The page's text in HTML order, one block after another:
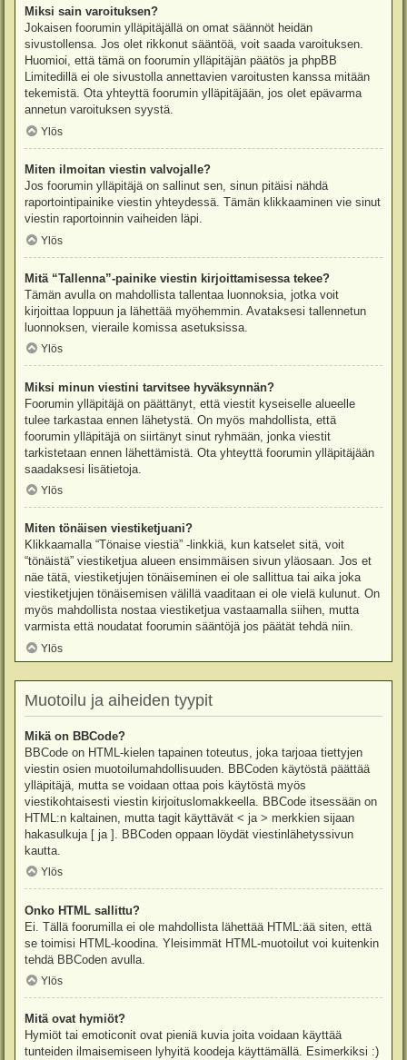
Miksi sain varoituksen?
Jokaisen foorumin ylläpitäjällä on omat säännöt heidän
sivustollensa. Jos olet rikkonut sääntöä, voit saada varoituksen.
Huomioi, että tämä on foorumin ylläpitäjän päätös ja phpBB
Limitedillä ei ole sivustolla annettavien varoitusten kanssa mitään
tekemistä. Ota yhteyttä foorumin ylläpitäjään, jos olet epävarma
annetun varoituksen syystä.
Ylös
Miten ilmoitan viestin valvojalle?
Jos foorumin ylläpitäjä on sallinut sen, sinun pitäisi nähdä
raportointipainike viestin yhteydessä. Tämän klikkaaminen vie sinut
viestin raportoinnin vaiheiden läpi.
Ylös
Mitä “Tallenna”-painike viestin kirjoittamisessa tekee?
Tämän avulla on mahdollista tallentaa luonnoksia, jotka voit
kirjoittaa loppuun ja lähettää myöhemmin. Avataksesi tallennetun
luonnoksen, vieraile komissa asetuksissa.
Ylös
Miksi minun viestini tarvitsee hyväksynnän?
Foorumin ylläpitäjä on päättänyt, että viestit kyseiselle alueelle
tulee tarkastaa ennen lähetystä. On myös mahdollista, että
foorumin ylläpitäjä on siirtänyt sinut ryhmään, jonka viestit
tarkistetaan ennen lähettämistä. Ota yhteyttä foorumin ylläpitäjään
saadaksesi lisätietoja.
Ylös
Miten tönäisen viestiketjuani?
Klikkaamalla “Tönaise viestiä” -linkkiä, kun katselet sitä, voit
“tönäistä” viestiketjua alueen ensimmäisen sivun yläosaan. Jos et
näe tätä, viestiketjujen tönäiseminen ei ole sallittua tai aika joka
viestiketjujen tönäisemisen välillä vaaditaan ei ole vielä kulunut. On
myös mahdollista nostaa viestiketjua vastaamalla siihen, mutta
varmista että noudatat foorumin sääntöjä jos päätät tehdä niin.
Ylös
Muotoilu ja aiheiden tyypit
Mikä on BBCode?
BBCode on HTML-kielen tapainen toteutus, joka tarjoaa tiettyjen
viestin osien muotoilumahdollisuuden. BBCoden käytöstä päättää
ylläpitäjä, mutta se voidaan ottaa pois käytöstä myös
viestikohtaisesti viestin kirjoituslomakkeella. BBCode itsessään on
HTML:n kaltainen, mutta tagit käyttävät < ja > merkkien sijaan
hakasulkuja [ ja ]. BBCoden oppaan löydät viestinlähetyssivun
kautta.
Ylös
Onko HTML sallittu?
Ei. Tällä foorumilla ei ole mahdollista lähettää HTML:ää siten, että
se toimisi HTML-koodina. Yleisimmät HTML-muotoilut voi kuitenkin
tehdä BBCoden avulla.
Ylös
Mitä ovat hymiöt?
Hymiöt tai emoticonit ovat pieniä kuvia joita voidaan käyttää
tunteiden ilmaisemiseen lyhyitä koodeja käyttämällä. Esimerkiksi :)